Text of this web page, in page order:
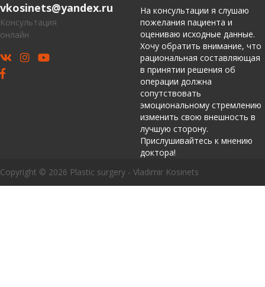
vkosinets@yandex.ru
Консультация
онлайн
На консультации я слушаю
пожелания пациента и
оцениваю исходные данные.
Хочу обратить внимание, что
рациональная составляющая
в принятии решения об
операции должна
сопутствовать
эмоциональному стремлению
изменить свою внешность в
лучшую сторону.
Прислушивайтесь к мнению
доктора!
Copyright © 2026 Plastic surgery - Vladimir Kosinets